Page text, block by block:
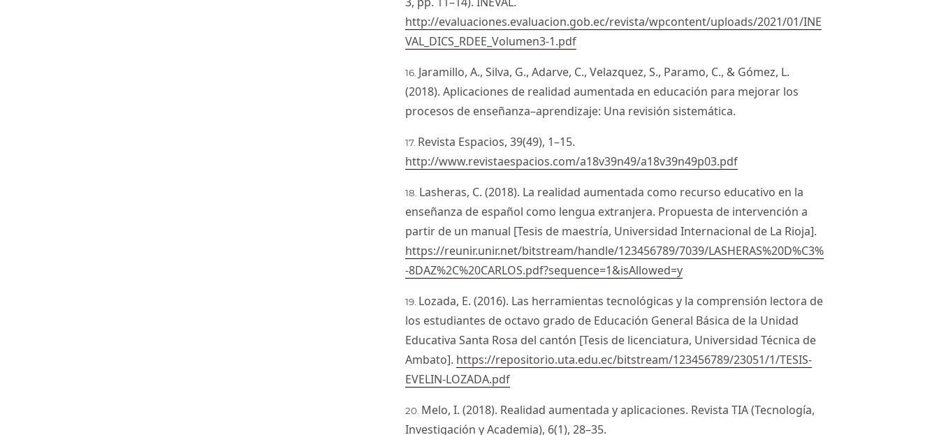
http://evaluaciones.evaluacion.gob.ec/revista/wpcontent/uploads/2021/01/INE
VAL_DICS_RDEE_Volumen3-1.pdf
Jaramillo, A., Silva, G., Adarve, C., Velazquez, S., Paramo, C., & Gómez, L.
(2018). Aplicaciones de realidad aumentada en educación para mejorar los
procesos de enseñanza–aprendizaje: Una revisión sistemática.
Revista Espacios, 39(49), 1–15.
http://www.revistaespacios.com/a18v39n49/a18v39n49p03.pdf
Lasheras, C. (2018). La realidad aumentada como recurso educativo en la
enseñanza de español como lengua extranjera. Propuesta de intervención a
partir de un manual [Tesis de maestría, Universidad Internacional de La Rioja].
https://reunir.unir.net/bitstream/handle/123456789/7039/LASHERAS%20D%C3%
-8DAZ%2C%20CARLOS.pdf?sequence=1&isAllowed=y
Lozada, E. (2016). Las herramientas tecnológicas y la comprensión lectora de
los estudiantes de octavo grado de Educación General Básica de la Unidad
Educativa Santa Rosa del cantón [Tesis de licenciatura, Universidad Técnica de
Ambato]. https://repositorio.uta.edu.ec/bitstream/123456789/23051/1/TESIS-
EVELIN-LOZADA.pdf
Melo, I. (2018). Realidad aumentada y aplicaciones. Revista TIA (Tecnología,
Investigación y Academia), 6(1), 28–35.